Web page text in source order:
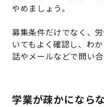
やめましょう。
募集条件だけでなく、
いてもよく確認し、わ
話やメールなどで問い
学業が疎かになら